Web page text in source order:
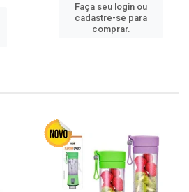
Faça seu login ou
cadastre-se para
comprar.